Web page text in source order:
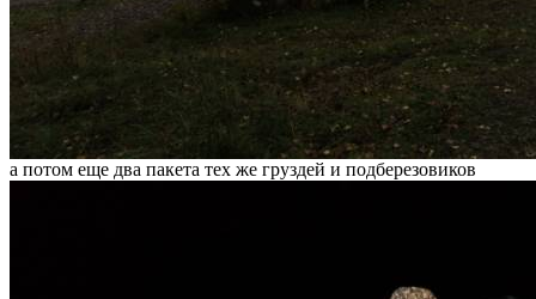
а потом еще два пакета тех же груздей и подберезовиков